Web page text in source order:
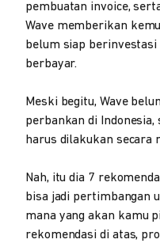
pembuatan invoice,
Wave memberikan
belum siap berinvestasi
berbayar.
Meski begitu, Wave
perbankan di
harus dilakukan secara
Nah, itu dia 7
bisa jadi pertimbangan
mana yang akan kamu
rekomendasi di atas,